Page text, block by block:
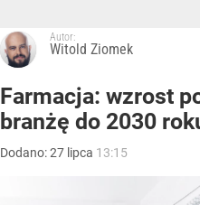
Autor:
Witold Ziomek
Farmacja: wzrost
branżę do 2030
Dodano:27 lipca 13:15